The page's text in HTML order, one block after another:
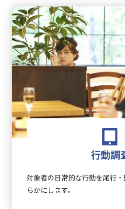
行動調
対象者の日常的な行動を尾行
らかにします。